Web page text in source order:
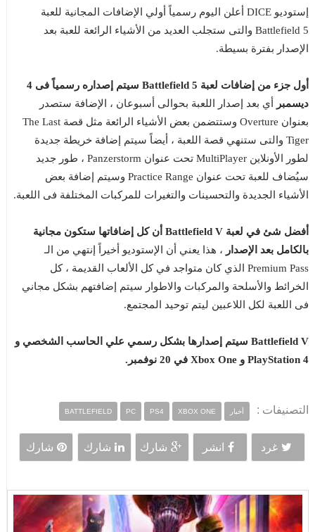
إستوديو DICE أعلن اليوم رسمياً أولي الإضافات المجانية للعبة
Battlefield 5 والتى ستجلب العديد من الأشياء الرائعة للعبة بعد
الإصدار بفترة بسيطة.
أول جزء من إضافات لعبة Battlefield 5 سيتم إصداره رسمياً فى 4
ديسمبر
أي بعد إصدار اللعبة بحوالى أسبوعان ، الإضافة ستصدر
بعنوان Overture وستتضمن بعض الأشياء الرائعة مثل قصة The Last
Tiger والتى ستنهي قصة اللعبة ، أيضاً سيتم إضافة خريطة جديدة
لطور الأونلاين MultiPlayer تحت عنوان Panzerstorm ، طور جديد
سيُضاف للعبة تحت عنوان Practice Range وسيتم إضافة بعض
الأشياء الجديدة والتحسينات والتغيرات للمركبات المختلفة فى اللعبة.
أفضل شئ في لعبة Battlefield V أن كل إضافاتها ستكون مجانية
بالكامل بعد الإصدار ، هذا يعني أن الإستوديو أخيراً إنتهي من الـ
Premium Pass الذي كان متواجد في كل الألعاب القديمة ، كل
الخرائط والأسلحة والمركبات والاطوار سيتم إضافتهم بشكل مجاني
فى اللعبة لكل اللاعبين ليتم توحيد المجتمع.
Battlefield V سيتم إصدارها بشكل رسمي علي الحاسب الشخصي و
PlayStation 4 و Xbox One في 20 نوفمبر.
التصنيفات : أخبار BATTLEFIELD PC PS4 XBOX ONE
غرد انشر شارك شارك شارك